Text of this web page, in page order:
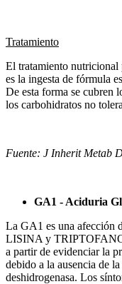
Tratamiento
El tratamiento nutricional
es la ingesta de fórmula
De esta forma se cubren
los carbohidratos no
Fuente: J Inherit Metab
GA1 - Aciduria
La GA1 es una afección
LISINA y
a partir de evidenciar la
debido a la ausencia de
deshidrogenasa. Los